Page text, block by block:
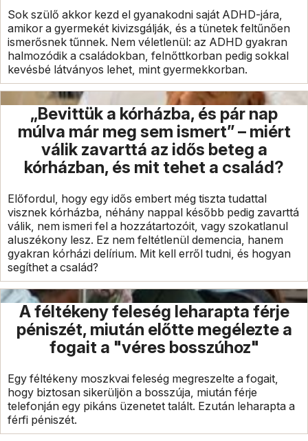
Sok szülő akkor kezd el gyanakodni saját ADHD-jára,
amikor a gyermekét kivizsgálják, és a tünetek feltűnően
ismerősnek tűnnek. Nem véletlenül: az ADHD gyakran
halmozódik a családokban, felnőttkorban pedig sokkal
kevésbé látványos lehet, mint gyermekkorban.
„Bevittük a kórházba, és pár nap
múlva már meg sem ismert” – miért
válik zavarttá az idős beteg a
kórházban, és mit tehet a család?
Előfordul, hogy egy idős embert még tiszta tudattal
visznek kórházba, néhány nappal később pedig zavarttá
válik, nem ismeri fel a hozzátartozóit, vagy szokatlanul
aluszékony lesz. Ez nem feltétlenül demencia, hanem
gyakran kórházi delírium. Mit kell erről tudni, és hogyan
segíthet a család?
A féltékeny feleség leharapta férje
péniszét, miután előtte megélezte a
fogait a "véres bosszúhoz"
Egy féltékeny moszkvai feleség megreszelte a fogait,
hogy biztosan sikerüljön a bosszúja, miután férje
telefonján egy pikáns üzenetet talált. Ezután leharapta a
férfi péniszét.